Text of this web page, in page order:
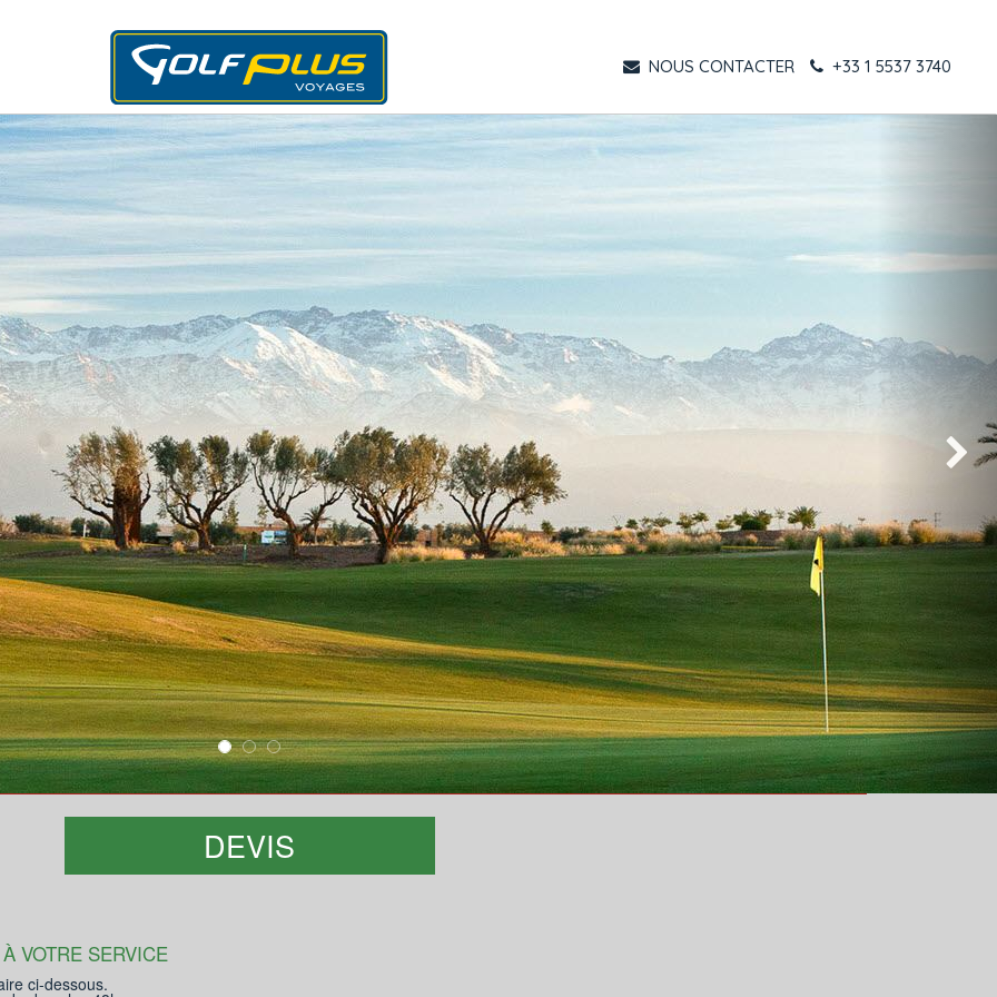
NOUS CONTACTER +33 1 5537 3740
Suivant
DEVIS
VOTRE SERVICE
ci-dessous.